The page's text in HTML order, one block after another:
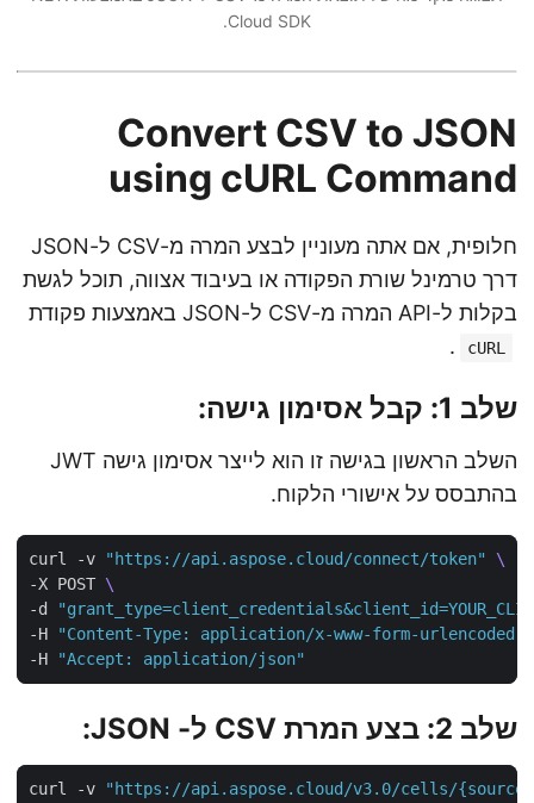
Cloud SDK.
Convert CSV to JSON
using cURL Command
חלופית, אם אתה מעוניין לבצע המרה מ-CSV ל-JSON
דרך טרמינל שורת הפקודה או בעיבוד אצווה, תוכל לגשת
בקלות ל-API המרה מ-CSV ל-JSON באמצעות פקודת
cURL
שלב 1: קבל אסימון גישה:
השלב הראשון בגישה זו הוא לייצר אסימון גישה JWT
בהתבסס על אישורי הלקוח.
curl -v "https://api.aspose.cloud/connect/token"
-X POST
-d
-H "Content-Type: application/x-www-form-
-H "Accept: application/json"
שלב 2: בצע המרת CSV ל- JSON:
curl -v "https://api.aspose.cloud/v3.0/cells/